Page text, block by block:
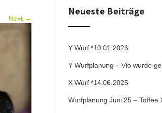
Next →
Neueste Beiträge
Y Wurf *10.01.2026
Y Wurfplanung – Vio wurde
X Wurf *14.06.2025
Wurfplanung Juni 25 – Toffee